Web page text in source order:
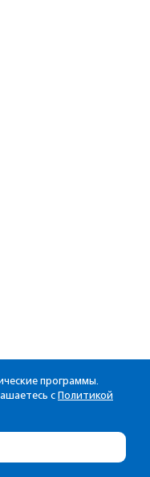
программы.
с Политикой